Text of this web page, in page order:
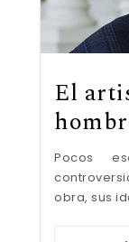
El
Pocos
obra, sus